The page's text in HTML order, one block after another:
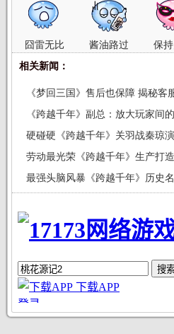
囧雷无比 酱油路过 保
相关新闻：
《梦回三国》售后也保障 揭秘客
《跨越千年》副总：放大玩家间
验
硬碰硬《跨越千年》关羽战秦琼
劳动最光荣《跨越千年》生产打
最强头脑风暴《跨越千年》历史